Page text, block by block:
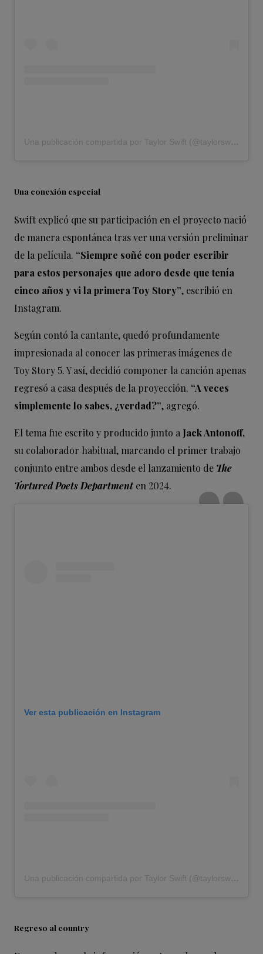
Una publicación compartida por Taylor Swift (@taylorswift)
Una conexión especial
Swift explicó que su participación en el proyecto nació
de manera espontánea tras ver una versión preliminar
de la película. “Siempre soñé con poder escribir
para estos personajes que adoro desde que tenía
cinco años y vi la primera Toy Story”, escribió en
Instagram.
Según contó la cantante, quedó profundamente
impresionada al conocer las primeras imágenes de
Toy Story 5. Y así, decidió componer la canción apenas
regresó a casa después de la proyección. “A veces
simplemente lo sabes, ¿verdad?”, agregó.
El tema fue escrito y producido junto a Jack Antonoff,
su colaborador habitual, marcando el primer trabajo
conjunto entre ambos desde el lanzamiento de The
Tortured Poets Department en 2024.
Ver esta publicación en Instagram
Una publicación compartida por Taylor Swift (@taylorswift)
Regreso al country